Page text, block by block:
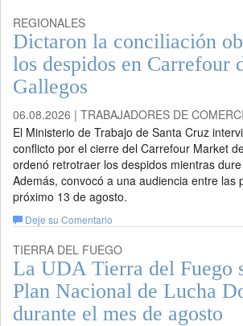
REGIONALES
Dictaron la conciliación
los despidos en Carrefour
Gallegos
06.08.2026 | TRABAJADORES DE
El Ministerio de Trabajo de Santa Cruz
conflicto por el cierre del Carrefour Market
ordenó retrotraer los despidos mientras
Además, convocó a una audiencia entre las
próximo 13 de agosto.
Deje su Comentario
TIERRA DEL FUEGO
La UDA Tierra del Fuego
Plan Nacional de Lucha
durante el mes de agosto